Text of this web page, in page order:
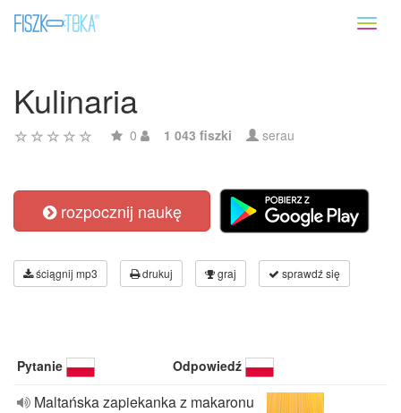
Kulinaria
0 1 043 fiszki serau
rozpocznij naukę
ściągnij mp3 drukuj graj sprawdź się
Pytanie Odpowiedź
Maltańska zapiekanka z makaronu